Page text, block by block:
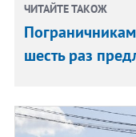
ЧИТАЙТЕ ТАКОЖ
шесть раз